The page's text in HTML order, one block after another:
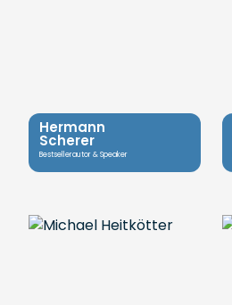
Hermann
Scherer
Bestsellerautor & Speaker